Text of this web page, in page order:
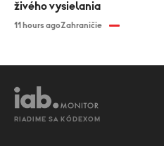
živého vysielania
11 hours agoZahraničie
RIADIME SA KÓDEXOM